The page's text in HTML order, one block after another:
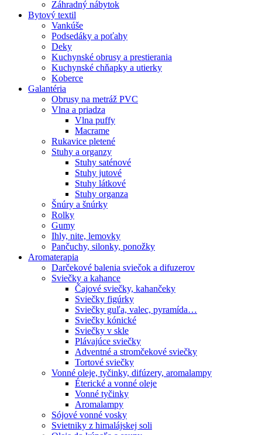
Záhradný nábytok
Bytový textil
Vankúše
Podsedáky a poťahy
Deky
Kuchynské obrusy a prestierania
Kuchynské chňapky a utierky
Koberce
Galantéria
Obrusy na metráž PVC
Vlna a priadza
Vlna puffy
Macrame
Rukavice pletené
Stuhy a organzy
Stuhy saténové
Stuhy jutové
Stuhy látkové
Stuhy organza
Šnúry a šnúrky
Rolky
Gumy
Ihly, nite, lemovky
Pančuchy, silonky, ponožky
Aromaterapia
Darčekové balenia sviečok a difuzerov
Sviečky a kahance
Čajové sviečky, kahančeky
Sviečky figúrky
Sviečky guľa, valec, pyramída…
Sviečky kónické
Sviečky v skle
Plávajúce sviečky
Adventné a stromčekové sviečky
Tortové sviečky
Vonné oleje, tyčinky, difúzery, aromalampy
Éterické a vonné oleje
Vonné tyčinky
Aromalampy
Sójové vonné vosky
Svietniky z himalájskej soli